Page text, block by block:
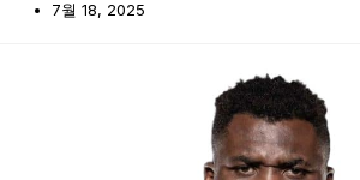
7월 18, 2025